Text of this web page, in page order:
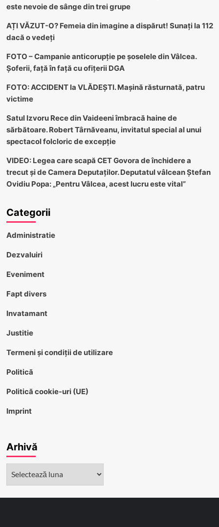
este nevoie de sânge din trei grupe
AȚI VĂZUT-O? Femeia din imagine a dispărut! Sunați la 112
dacă o vedeți
FOTO – Campanie anticorupție pe șoselele din Vâlcea.
Șoferii, față în față cu ofițerii DGA
FOTO: ACCIDENT la VLĂDEȘTI. Mașină răsturnată, patru
victime
Satul Izvoru Rece din Vaideeni îmbracă haine de
sărbătoare. Robert Târnăveanu, invitatul special al unui
spectacol folcloric de excepție
VIDEO: Legea care scapă CET Govora de închidere a
trecut și de Camera Deputaților. Deputatul vâlcean Ștefan
Ovidiu Popa: „Pentru Vâlcea, acest lucru este vital”
Categorii
Administratie
Dezvaluiri
Eveniment
Fapt divers
Invatamant
Justitie
Termeni și condiții de utilizare
Politică
Politică cookie-uri (UE)
Imprint
Arhivă